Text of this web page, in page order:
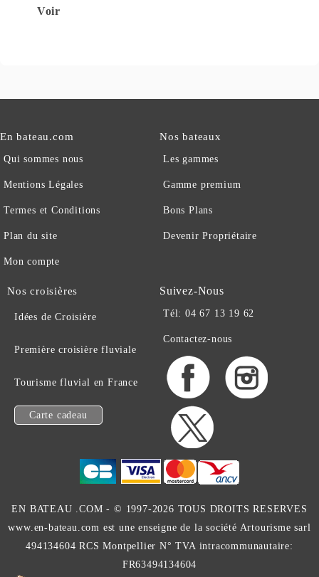
Voir
En bateau.com
Qui sommes nous
Mentions Légales
Termes et Conditions
Plan du site
Mon compte
Nos bateaux
Les gammes
Gamme premium
Bons Plans
Devenir Propriétaire
Nos croisières
Idées de Croisière
Première croisière fluviale
Tourisme fluvial en France
Carte cadeau
Suivez-Nous
Tél: 04 67 13 19 62
Contactez-nous
EN BATEAU .COM - © 1997-2026 TOUS DROITS RESERVES
www.en-bateau.com est une enseigne de la société Artourisme sarl
494134604 RCS Montpellier N° TVA intracommunautaire:
FR63494134604